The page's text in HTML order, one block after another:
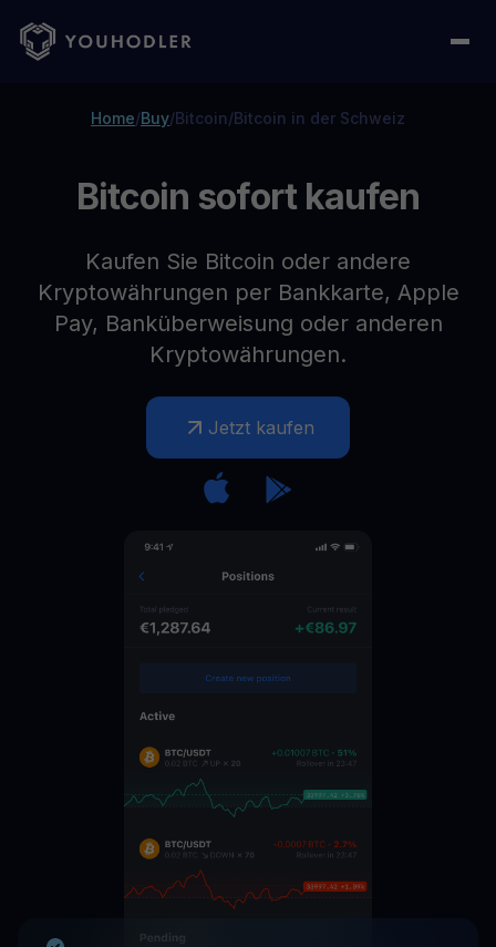
Home/Buy/Bitcoin/Bitcoin in der Schweiz
Bitcoin sofort kaufen
Kaufen Sie Bitcoin oder andere
Kryptowährungen per Bankkarte, Apple
Pay, Banküberweisung oder anderen
Kryptowährungen.
Jetzt kaufen